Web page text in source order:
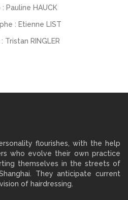
Pauline HAUCK
: Etienne LIST
Tristan RINGLER
flourishes, with the help
who evolve their own practice
themselves in the streets of
They anticipate current
of hairdressing.